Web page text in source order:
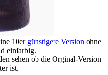
10er günstigere Version ohne
einfarbig.
sehen ob die Orginal-Version
ist.